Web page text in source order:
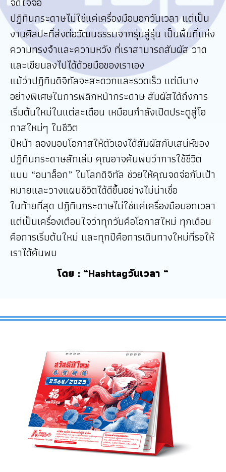
ปฏิทินกระดาษไม่ใช่แค่เครื่องมือบอกวันเวลา แต่เป็น
งานศิลปะที่ส่งต่อวัฒนธรรมจากรุ่นสู่รุ่น เป็นพื้นที่แห่ง
ความทรงจำและความหวัง ที่เราสามารถสัมผัส วาด
และเขียนลงไปได้ด้วยมือของเราเอง
แม้ว่าปฏิทินดิจิทัลจะสะดวกและรวดเร็ว แต่มีบาง
อย่างพิเศษในการพลิกหน้ากระดาษ สัมผัสได้ถึงการ
เริ่มต้นใหม่ในแต่ละเดือน เหมือนกำลังเปิดประตูสู่โอ
กาสใหม่ๆ ในชีวิต
ปีหน้า ลองมอบโอกาสให้ตัวเองได้สัมผัสกับเสน่ห์ของ
ปฏิทินกระดาษสักเล่ม คุณอาจค้นพบว่าการใช้ชีวิต
แบบ “อนาล็อก” ในโลกดิจิทัล ช่วยให้คุณจดจ่อกับเป้า
หมายและวางแผนชีวิตได้ดีขึ้นอย่างไม่น่าเชื่อ
ในท้ายที่สุด ปฏิทินกระดาษไม่ใช่แค่เครื่องมือบอกเวลา
แต่เป็นเครื่องเตือนใจว่าทุกวันคือโอกาสใหม่ ทุกเดือน
คือการเริ่มต้นใหม่ และทุกปีคือการเดินทางใหม่ที่รอให้
เราได้ค้นพบ
โดย : “Hashtagวันเวลา “